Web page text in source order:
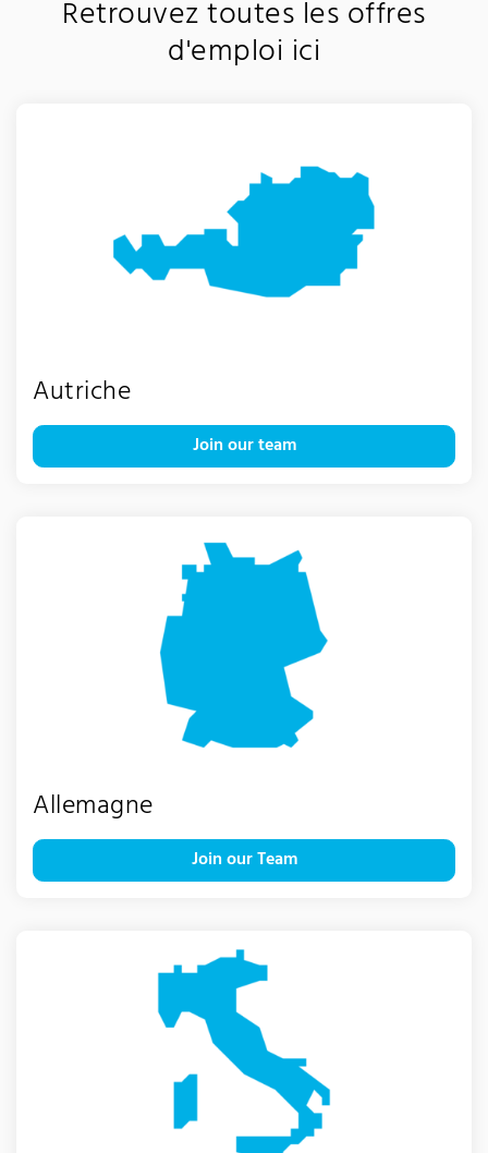
Retrouvez toutes les offres
d'emploi ici
Autriche
Join our team
Allemagne
Join our Team